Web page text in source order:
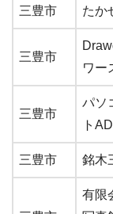
三豊市 たか
三豊市
ワー
三豊市
パソ
ト
三豊市 銘木
有限